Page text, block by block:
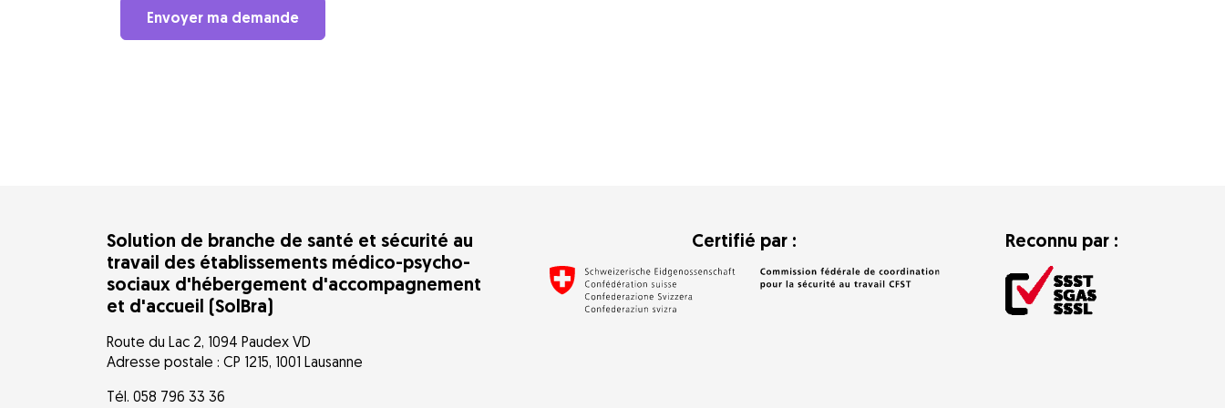
Envoyer ma demande
Solution de branche de santé et sécurité au
travail des établissements médico-psycho-
sociaux d'hébergement d'accompagnement
et d'accueil (SolBra)
Route du Lac 2, 1094 Paudex VD
Adresse postale : CP 1215, 1001 Lausanne
Tél. 058 796 33 36
Certifié par : Reconnu par :